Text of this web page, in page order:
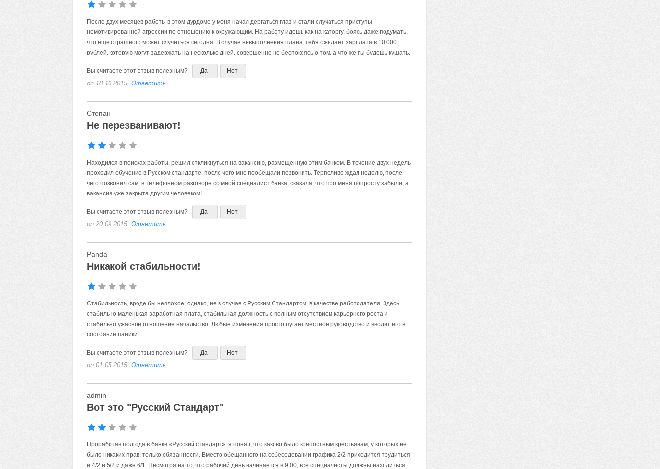
После двух месяцев работы в этом дурдоме у меня начал дергаться глаз и стали случаться приступы
немотивированной агрессии по отношению к окружающим. На работу идешь как на каторгу, боясь даже подумать,
что еще страшного может случиться сегодня. В случае невыполнения плана, тебя ожидает зарплата в 10.000
рублей, которую могут задержать на несколько дней, совершенно не беспокоясь о том, а что же ты будешь кушать.
Вы считаете этот отзыв полезным? Да Нет
on 18.10.2015 Ответить
Степан
Не перезванивают!
Находился в поисках работы, решил откликнуться на вакансию, размещенную этим банком. В течение двух недель
проходил обучение в Русском стандарте, после чего мне пообещали позвонить. Терпеливо ждал неделю, после
чего позвонил сам, в телефонном разговоре со мной специалист банка, сказала, что про меня попросту забыли, а
вакансия уже закрыта другим человеком!
Вы считаете этот отзыв полезным? Да Нет
on 20.09.2015 Ответить
Panda
Никакой стабильности!
Стабильность, вроде бы неплохое, однако, не в случае с Русским Стандартом, в качестве работодателя. Здесь
стабильно маленькая заработная плата, стабильная должность с полным отсутствием карьерного роста и
стабильно ужасное отношение начальство. Любые изменения просто пугает местное руководство и вводит его в
состояние паники
Вы считаете этот отзыв полезным? Да Нет
on 01.05.2015 Ответить
admin
Вот это "Русский Стандарт"
Проработав полгода в банке «Русский стандарт», я понял, что каково было крепостным крестьянам, у которых не
было никаких прав, только обязанности. Вместо обещанного на собеседовании графика 2/2 приходится трудиться
и 4/2 и 5/2 и даже 6/1. Несмотря на то, что рабочий день начинается в 9.00, все специалисты должны находиться